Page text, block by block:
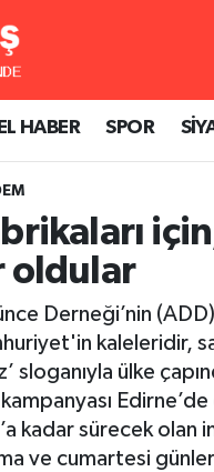
HABER SPOR
oldular
Derneği’nin
kaleleridir,
sloganıyla ülke
kadar sürecek olan
ve cumartesi
Durumu ve Fikstür
Haberleri